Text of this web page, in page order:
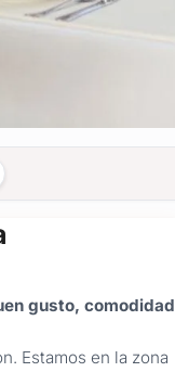
gusto, comodidad
Estamos en la zona